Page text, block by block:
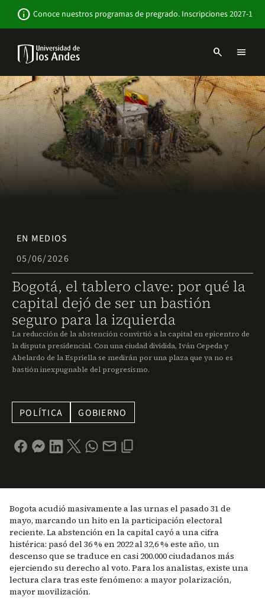
contenido
info Conoce nuestros programas de pregrado. Inscripciones 2027-1
Navbar
-
Sitio
Institucional
search menu
EN MEDIOS
05/06/2026
Bogotá, el tablero clave: por qué la
capital dejó de ser un bastión
seguro para la izquierda
La reducción de la abstención convirtió a la capital en epicentro de
la disputa presidencial. Con una ciudad dividida, Iván Cepeda y
Abelardo de la Espriella se medirán por una plaza que ya no es
bastión inexpugnable del progresismo.
POLÍTICA GOBIERNO
Bogota acudió masivamente a las urnas el pasado 31 de
mayo, marcando un hito en la participación electoral
reciente. La abstención en la capital cayó a una cifra
histérica: pasó del 36 % en 2022 al 32,6 % este año, un
descenso que se traduce en casi 200.000 ciudadanos más
ejerciendo su derecho al voto. Para los analistas, existe una
lectura clara tras este fenómeno: a mayor polarización,
mayor movilización.